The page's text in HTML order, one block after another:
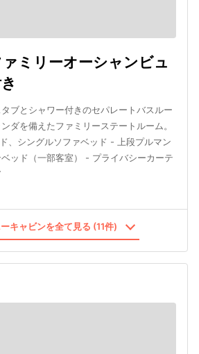
ミリーオーシャンビュ
ブとシャワー付きのセパレートバスルー
ダを備えたファミリーステートルーム。
、シングルソファベッド - 上段プルマン
ッド（一部客室） - プライバシーカーテ
キャビンを全て見る (11件)